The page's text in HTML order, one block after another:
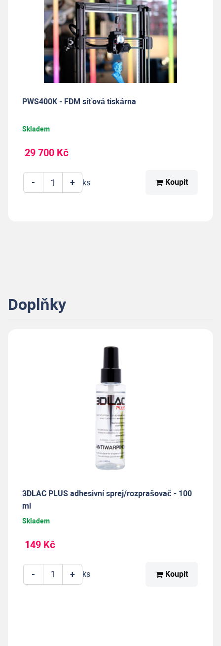
PWS400K - FDM síťová tiskárna
Skladem
29 700 Kč
+
- ks Koupit
Doplňky
3DLAC PLUS adhesivní sprej/rozprašovač - 100
ml
Skladem
149 Kč
+
- ks Koupit